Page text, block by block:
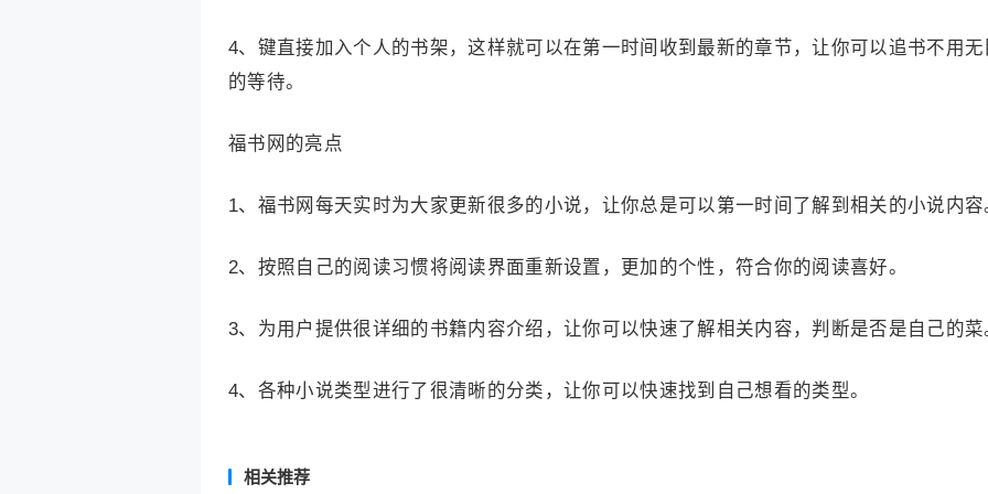
4、键直接加入个人的书架，这样就可以在第一时间收到最新的章节，让你可以追书不用无
的等待。
福书网的亮点
1、福书网每天实时为大家更新很多的小说，让你总是可以第一时间了解到相关的小说内容
2、按照自己的阅读习惯将阅读界面重新设置，更加的个性，符合你的阅读喜好。
3、为用户提供很详细的书籍内容介绍，让你可以快速了解相关内容，判断是否是自己的菜
4、各种小说类型进行了很清晰的分类，让你可以快速找到自己想看的类型。
相关推荐